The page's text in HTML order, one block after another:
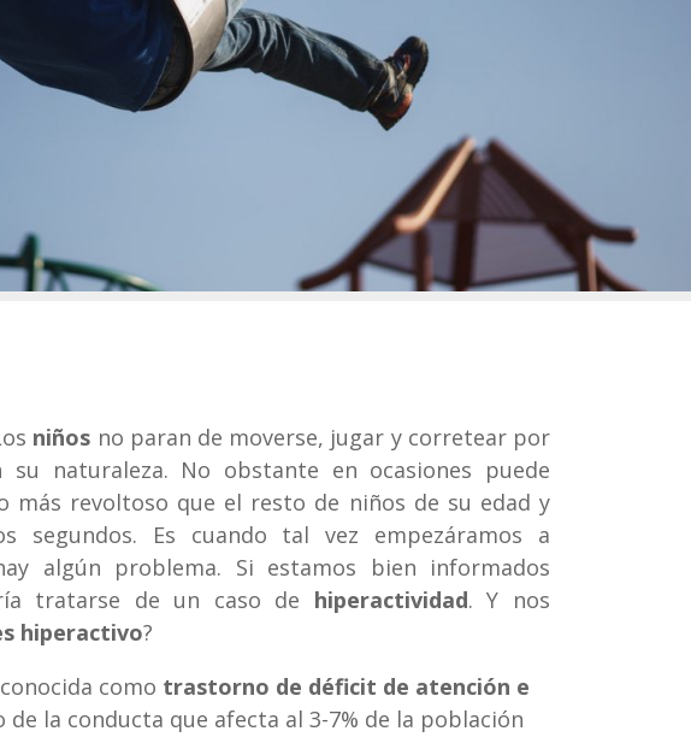
niños no paran de moverse, jugar y corretear por
naturaleza. No obstante en ocasiones puede
más revoltoso que el resto de niños de su edad y
Es cuando tal vez empezáramos a
algún problema. Si estamos bien informados
tratarse de un caso de hiperactividad. Y nos
hiperactivo?
como trastorno de déficit de atención e
la conducta que afecta al 3-7% de la población